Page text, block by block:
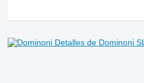
Detalles de Dominoni SL